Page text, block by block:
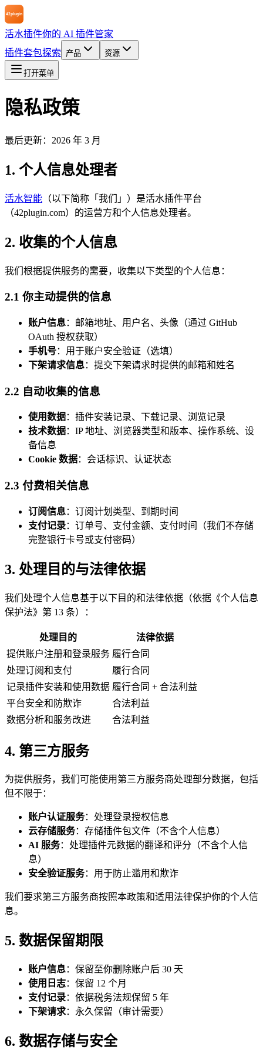
活水插件你的 AI 插件管家
插件套包探索 产品 资源
打开菜单
隐私政策
最后更新：2026 年 3 月
1. 个人信息处理者
活水智能 （以下简称「我们」）是活水插件平台
（42plugin.com）的运营方和个人信息处理者。
2. 收集的个人信息
我们根据提供服务的需要，收集以下类型的个人信息：
2.1 你主动提供的信息
账户信息：邮箱地址、用户名、头像（通过 GitHub
OAuth 授权获取）
手机号：用于账户安全验证（选填）
下架请求信息：提交下架请求时提供的邮箱和姓名
2.2 自动收集的信息
使用数据：插件安装记录、下载记录、浏览记录
技术数据：IP 地址、浏览器类型和版本、操作系统、设
备信息
Cookie 数据：会话标识、认证状态
2.3 付费相关信息
订阅信息：订阅计划类型、到期时间
支付记录：订单号、支付金额、支付时间（我们不存储
完整银行卡号或支付密码）
3. 处理目的与法律依据
我们处理个人信息基于以下目的和法律依据（依据《个人信息
保护法》第 13 条）：
处理目的
法律依据
提供账户注册和登录服务 履行合同
处理订阅和支付
履行合同
记录插件安装和使用数据 履行合同 + 合法利益
平台安全和防欺诈
合法利益
数据分析和服务改进
合法利益
4. 第三方服务
为提供服务，我们可能使用第三方服务商处理部分数据，包括
但不限于：
账户认证服务：处理登录授权信息
云存储服务：存储插件包文件（不含个人信息）
AI 服务：处理插件元数据的翻译和评分（不含个人信
息）
安全验证服务：用于防止滥用和欺诈
我们要求第三方服务商按照本政策和适用法律保护你的个人信
息。
5. 数据保留期限
账户信息：保留至你删除账户后 30 天
使用日志：保留 12 个月
支付记录：依据税务法规保留 5 年
下架请求：永久保留（审计需要）
6. 数据存储与安全